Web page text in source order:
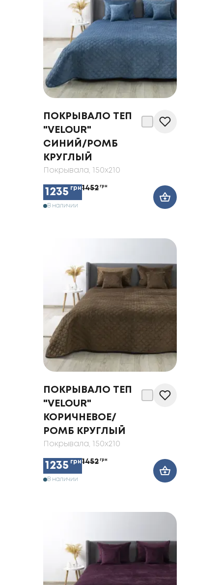
ПОКРЫВАЛО ТЕП
"VELOUR"
CИНИЙ/РОМБ
КРУГЛЫЙ
Покрывала, 150x210
1235 грн1452 грн
В наличии
ПОКРЫВАЛО ТЕП
"VELOUR"
КОРИЧНЕВОЕ/
РОМБ КРУГЛЫЙ
Покрывала, 150x210
1235 грн1452 грн
В наличии